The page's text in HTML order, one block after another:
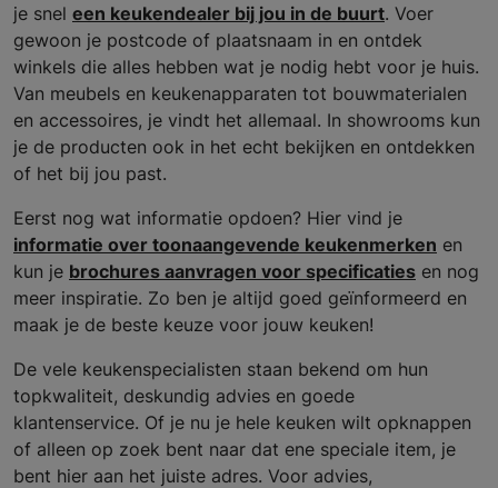
je snel een keukendealer bij jou in de buurt. Voer
gewoon je postcode of plaatsnaam in en ontdek
winkels die alles hebben wat je nodig hebt voor je huis.
Van meubels en keukenapparaten tot bouwmaterialen
en accessoires, je vindt het allemaal. In showrooms kun
je de producten ook in het echt bekijken en ontdekken
of het bij jou past.
Eerst nog wat informatie opdoen? Hier vind je
informatie over toonaangevende keukenmerken en
kun je brochures aanvragen voor specificaties en nog
meer inspiratie. Zo ben je altijd goed geïnformeerd en
maak je de beste keuze voor jouw keuken!
De vele keukenspecialisten staan bekend om hun
topkwaliteit, deskundig advies en goede
klantenservice. Of je nu je hele keuken wilt opknappen
of alleen op zoek bent naar dat ene speciale item, je
bent hier aan het juiste adres. Voor advies,